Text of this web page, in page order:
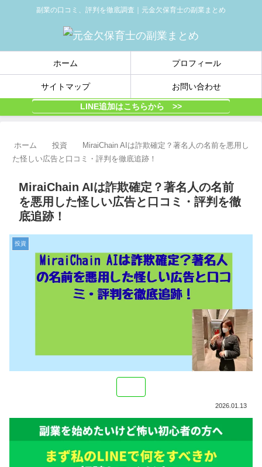
副業の口コミ、評判を徹底調査｜元金欠保育士の副業まとめ
ホーム プロフィール
サイトマップ お問い合わせ
LINE追加はこちらから >>
ホーム 投資
MiraiChain AIは詐欺確定？著名人の名前を悪用し
た怪しい広告と口コミ・評判を徹底追跡！
MiraiChain AIは詐欺確定？著名人の名前
を悪用した怪しい広告と口コミ・評判を徹
底追跡！
投資
2026.01.13